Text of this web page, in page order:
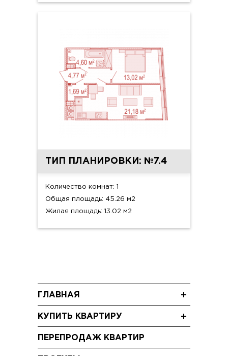
ТИП ПЛАНИРОВКИ: №7.4
Количество комнат: 1
Общая площадь: 45.26 м2
Жилая площадь: 13.02 м2
ГЛАВНАЯ
Акции
Видео
КУПИТЬ КВАРТИРУ
ПЕРЕПРОДАЖ КВАРТИР